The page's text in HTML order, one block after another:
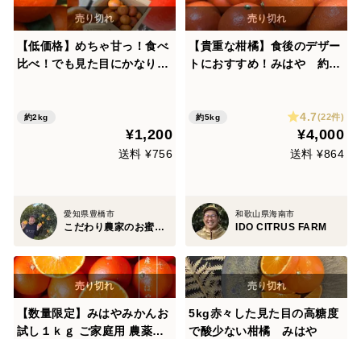
【低価格】めちゃ甘っ！食べ
比べ！でも見た目にかなり難
ミックス！生産者と消費者を
マッチング！ダブル応援みか
ん 訳あり 約2kg入【商品
約2kg
¥1,200
送料 ¥756
愛知県豊橋市
こだわり農家のお蜜柑屋食べﾁｮｸ店
【貴重な柑橘】食後のデザー
トにおすすめ！みはや 約5
約5kg 4.7(22件)
¥4,000
送料 ¥864
和歌山県海南市
IDO CITRUS FARM
【数量限定】みはやみかんお
試し１ｋｇ ご家庭用 農薬不
5kg赤々した見た目の高糖度
で酸少ない柑橘 みはや